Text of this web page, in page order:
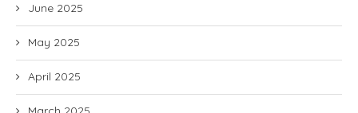
June 2025
May 2025
April 2025